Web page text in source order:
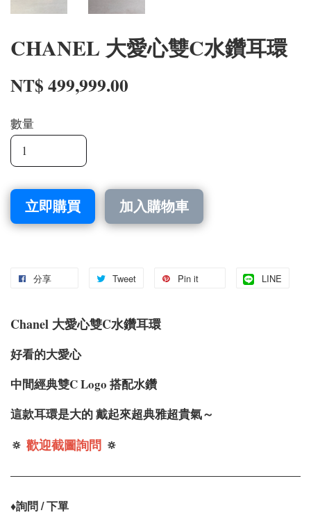
CHANEL 大愛心雙C水鑽耳環
NT$ 499,999.00
數量
立即購買 加入購物車
分享 Tweet Pin it LINE
Chanel 大愛心雙C水鑽耳環
好看的大愛心
中間經典雙C Logo 搭配水鑽
這款耳環是大的 戴起來超典雅超貴氣～
🔅 歡迎截圖詢問 🔅
♦️詢問 / 下單